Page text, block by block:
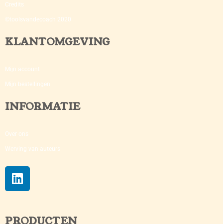
Credits
©toolsvandecoach 2020
KLANTOMGEVING
Mijn account
Mijn bestellingen
INFORMATIE
Over ons
Werving van auteurs
PRODUCTEN